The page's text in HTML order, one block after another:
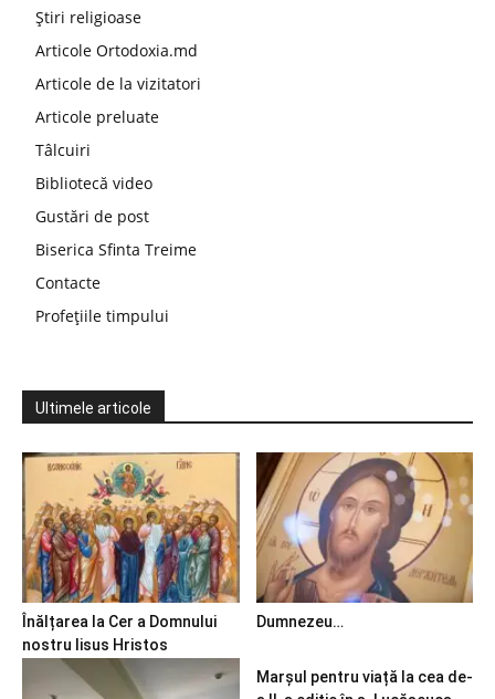
Știri religioase
Articole Ortodoxia.md
Articole de la vizitatori
Articole preluate
Tâlcuiri
Bibliotecă video
Gustări de post
Biserica Sfinta Treime
Contacte
Profețiile timpului
Ultimele articole
Înălțarea la Cer a Domnului
nostru Iisus Hristos
Dumnezeu…
Marșul pentru viață la cea de-